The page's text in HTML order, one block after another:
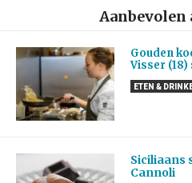
Gouden
Visser
ETEN &
Siciliaans
Cannoli